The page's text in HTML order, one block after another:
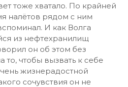
тоже хватало. По крайней
налётов рядом с ним
И как Волга
из нефтехранилищ
он об этом без
то, чтобы вызвать к себе
жизнерадостной
сочувствия он не